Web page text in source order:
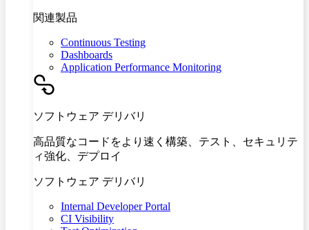
関連製品
Continuous Testing
Dashboards
Application Performance Monitoring
ソフトウェア デリバリ
高品質なコードをより速く構築、テスト、セキュリテ
ィ強化、デプロイ
ソフトウェア デリバリ
Internal Developer Portal
CI Visibility